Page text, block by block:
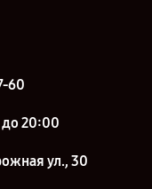
60
20:00
ул., 30